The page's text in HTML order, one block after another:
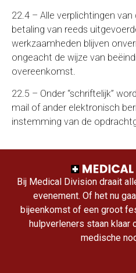
22.4 – Alle verplichtingen
betaling van reeds
werkzaamheden blijven
ongeacht de wijze van
overeenkomst.
22.5 – Onder “schriftelijk”
mail of ander elektronisch
instemming van de
Bij Medical Division draait
evenement. Of het nu
bijeenkomst of een groot
hulpverleners staan klaar
medische